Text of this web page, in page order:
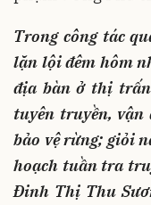
Trong công tác
lặn lội đêm hôm
địa bàn ở thị
tuyên truyền, vận
bảo vệ rừng; giỏi
hoạch tuần tra
Đinh Thị Thu